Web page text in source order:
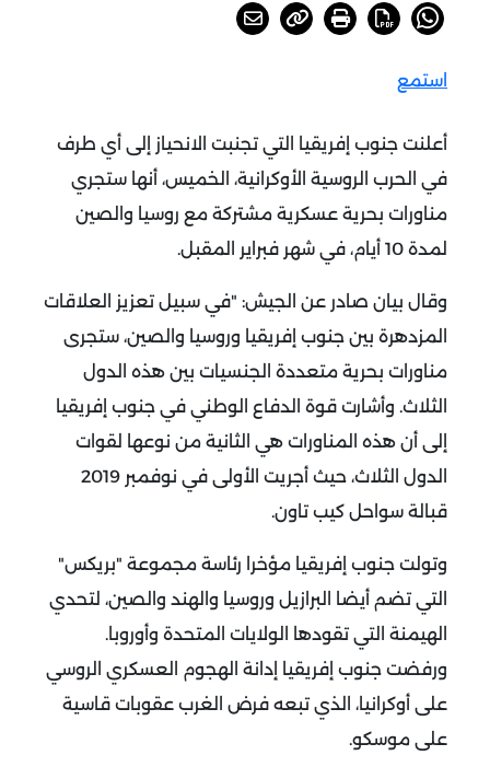
استمع
أعلنت جنوب إفريقيا التي تجنبت الانحياز إلى أي طرف
في الحرب الروسية الأوكرانية، الخميس، أنها ستجري
مناورات بحرية عسكرية مشتركة مع روسيا والصين
لمدة 10 أيام، في شهر فبراير المقبل.
وقال بيان صادر عن الجيش: "في سبيل تعزيز العلاقات
المزدهرة بين جنوب إفريقيا وروسيا والصين، ستجرى
مناورات بحرية متعددة الجنسيات بين هذه الدول
الثلاث. وأشارت قوة الدفاع الوطني في جنوب إفريقيا
إلى أن هذه المناورات هي الثانية من نوعها لقوات
الدول الثلاث، حيث أجريت الأولى في نوفمبر 2019
قبالة سواحل كيب تاون.
وتولت جنوب إفريقيا مؤخرا رئاسة مجموعة "بريكس"
التي تضم أيضا البرازيل وروسيا والهند والصين، لتحدي
الهيمنة التي تقودها الولايات المتحدة وأوروبا.
ورفضت جنوب إفريقيا إدانة الهجوم العسكري الروسي
على أوكرانيا، الذي تبعه فرض الغرب عقوبات قاسية
على موسكو.